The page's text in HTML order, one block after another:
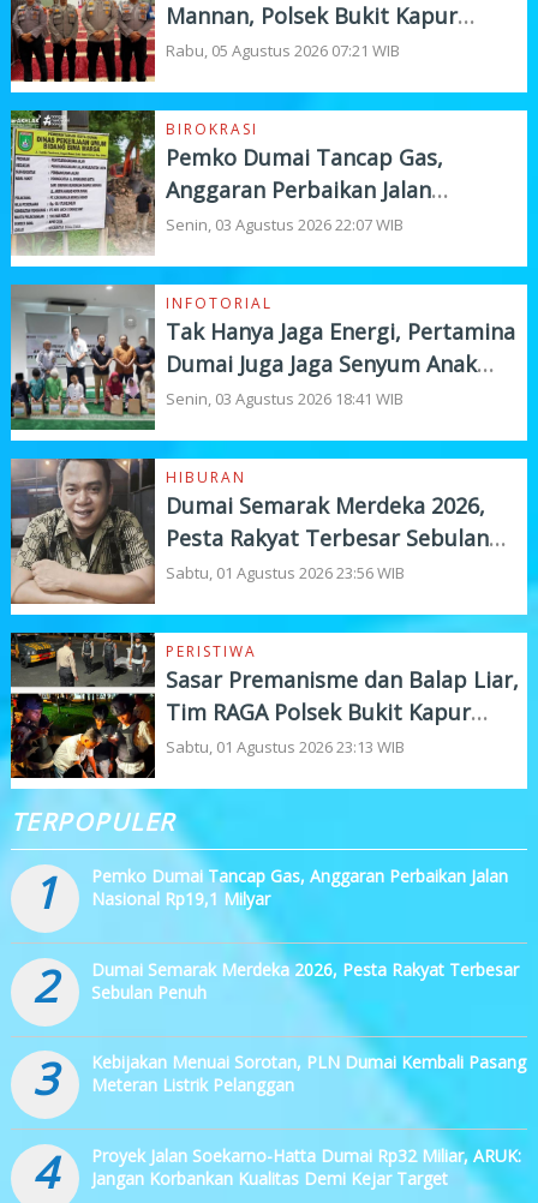
Mannan, Polsek Bukit Kapur
Tampung Curhat Warga
Rabu, 05 Agustus 2026 07:21 WIB
BIROKRASI
Pemko Dumai Tancap Gas,
Anggaran Perbaikan Jalan
Nasional Rp19,1 Milyar
Senin, 03 Agustus 2026 22:07 WIB
INFOTORIAL
Tak Hanya Jaga Energi, Pertamina
Dumai Juga Jaga Senyum Anak
Yatim
Senin, 03 Agustus 2026 18:41 WIB
HIBURAN
Dumai Semarak Merdeka 2026,
Pesta Rakyat Terbesar Sebulan
Penuh
Sabtu, 01 Agustus 2026 23:56 WIB
PERISTIWA
Sasar Premanisme dan Balap Liar,
Tim RAGA Polsek Bukit Kapur
Gelar KRYD
Sabtu, 01 Agustus 2026 23:13 WIB
TERPOPULER
1
Pemko Dumai Tancap Gas, Anggaran Perbaikan Jalan
Nasional Rp19,1 Milyar
2
Dumai Semarak Merdeka 2026, Pesta Rakyat Terbesar
Sebulan Penuh
3
Kebijakan Menuai Sorotan, PLN Dumai Kembali Pasang
Meteran Listrik Pelanggan
4
Proyek Jalan Soekarno-Hatta Dumai Rp32 Miliar, ARUK:
Jangan Korbankan Kualitas Demi Kejar Target